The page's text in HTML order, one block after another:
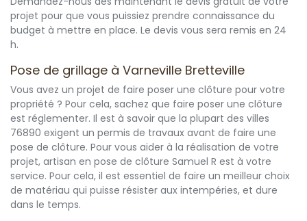
projet pour que vous puissiez prendre connaissance du
budget à mettre en place. Le devis vous sera remis en 24
h.
Pose de grillage à Varneville Bretteville
Vous avez un projet de faire poser une clôture pour votre
propriété ? Pour cela, sachez que faire poser une clôture
est réglementer. Il est à savoir que la plupart des villes
76890 exigent un permis de travaux avant de faire une
pose de clôture. Pour vous aider à la réalisation de votre
projet, artisan en pose de clôture Samuel R est à votre
service. Pour cela, il est essentiel de faire un meilleur choix
de matériau qui puisse résister aux intempéries, et dure
dans le temps.